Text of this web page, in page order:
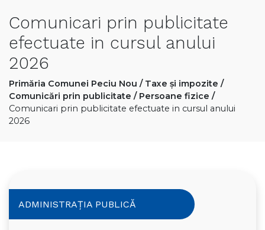
Comunicari prin publicitate
efectuate in cursul anului
2026
Primăria Comunei Peciu Nou / Taxe și impozite /
Comunicări prin publicitate / Persoane fizice /
Comunicari prin publicitate efectuate in cursul anului
2026
ADMINISTRAȚIA PUBLICĂ